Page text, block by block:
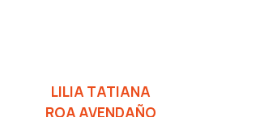
LILIA TATIANA
ROA AVENDAÑO